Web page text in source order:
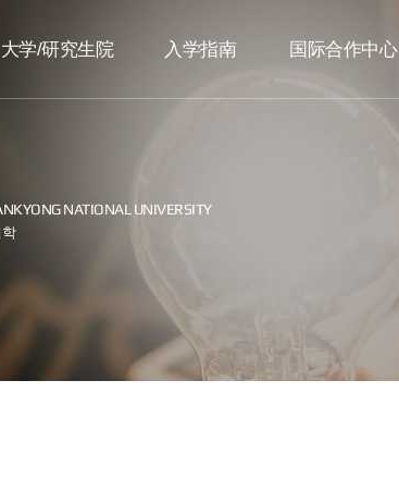
大学/研究生院 入学指南 国际合作中心